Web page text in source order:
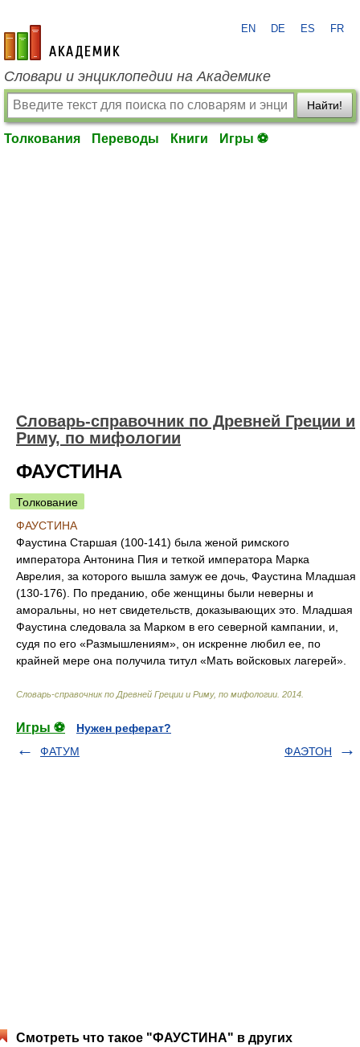
academic.ru
EN DE ES FR
Словари и энциклопедии на Академике
Найти!
Толкования Переводы Книги Игры ⚽
Cловарь-справочник по Древней Греции и
Риму, по мифологии
ФАУСТИНА
Толкование
ФАУСТИНА
Фаустина Старшая (100-141) была женой римского
императора Антонина Пия и теткой императора Марка
Аврелия, за которого вышла замуж ее дочь, Фаустина Младшая
(130-176). По преданию, обе женщины были неверны и
аморальны, но нет свидетельств, доказывающих это. Младшая
Фаустина следовала за Марком в его северной кампании, и,
судя по его «Размышлениям», он искренне любил ее, по
крайней мере она получила титул «Мать войсковых лагерей».
Cловарь-справочник по Древней Греции и Риму, по мифологии 2014
Игры ⚽
Нужен реферат?
ФАТУМ
ФАЭТОН
Смотреть что такое "ФАУСТИНА" в других